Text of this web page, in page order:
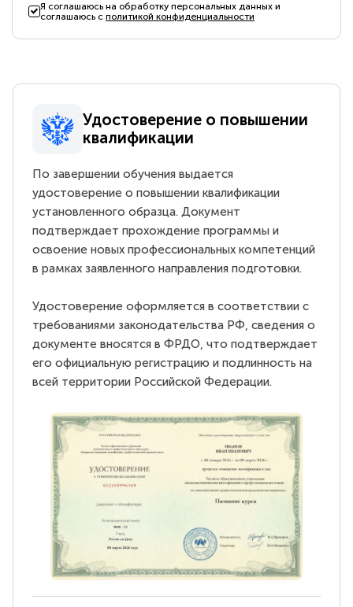
Я соглашаюсь на обработку персональных данных и
соглашаюсь сполитикой конфиденциальности
Удостоверение о повышении
квалификации
По завершении обучения выдается
удостоверение о повышении квалификации
установленного образца. Документ
подтверждает прохождение программы и
освоение новых профессиональных компетенций
в рамках заявленного направления подготовки.
Удостоверение оформляется в соответствии с
требованиями законодательства РФ, сведения о
документе вносятся в ФРДО, что подтверждает
его официальную регистрацию и подлинность на
всей территории Российской Федерации.